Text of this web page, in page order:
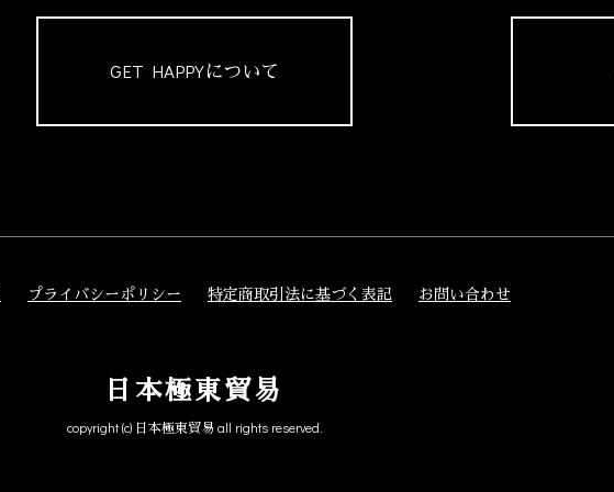
GET HAPPYについて
プライバシーポリシー 特定商取引法に基づく表記 お問い合わせ
日本極東貿易
copyright (c) 日本極東貿易 all rights reserved.